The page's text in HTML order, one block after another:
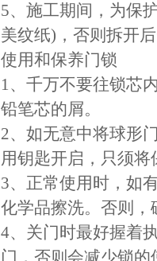
5、施工期间，为保
美纹纸)，否则拆开
使用和保养门锁
1、千万不要往锁芯
铅笔芯的屑。
2、如无意中将球形
用钥匙开启，只须
3、正常使用时，如
化学品擦洗。否则
4、关门时最好握着
门，否则会减少锁的